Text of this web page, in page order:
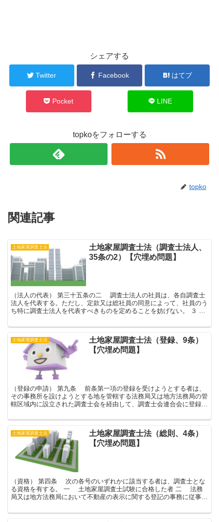
シェアする
Twitter Facebook はてブ
Pocket LINE
topkoをフォローする
topko
関連記事
土地家屋調査士法
土地家屋調査士法（調査士法人、
35条の2）【穴埋め問題】
（法人の代表） 第三十五条の二 調査士法人の社員は、各自調査士
法人を代表する。ただし、定款又は総社員の同意によって、社員のう
ち特に調査士法人を代表すべきものを定めることを妨げない。 ３
土地家屋調査士法
土地家屋調査士法（登録、9条）
【穴埋め問題】
（登録の申請） 第九条 前条第一項の登録を受けようとする者は、
その事務所を設けようとする地を管轄する法務局又は地方法務局の管
轄区域内に設立された調査士会を経由して、調査士会連合会に登録申
土地家屋調査士法
土地家屋調査士法（総則、4条）
【穴埋め問題】
（資格） 第四条 次の各号のいずれかに該当する者は、調査士とな
る資格を有する。 一 土地家屋調査士試験に合格した者 二 法務
局又は地方法務局において不動産の表示に関する登記の事務に従事し